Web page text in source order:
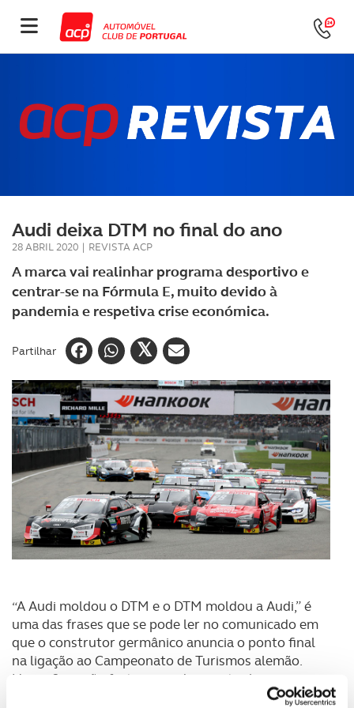
Audi deixa DTM no final do ano
28 ABRIL 2020 | REVISTA ACP
A marca vai realinhar programa desportivo e
centrar-se na Fórmula E, muito devido à
pandemia e respetiva crise económica.
Partilhar
“A Audi moldou o DTM e o DTM moldou a Audi,” é
uma das frases que se pode ler no comunicado em
que o construtor germânico anuncia o ponto final
na ligação ao Campeonato de Turismos alemão.
Uma afirmação forte e que demonstra bem a
ligação entre os dois, mas, e como em tantas outras